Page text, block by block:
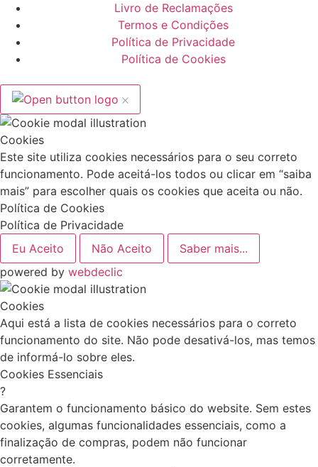
Livro de Reclamações
Termos e Condições
Política de Privacidade
Política de Cookies
Cookies
Este site utiliza cookies necessários para o seu correto
funcionamento. Pode aceitá-los todos ou clicar em “saiba
mais” para escolher quais os cookies que aceita ou não.
Política de Cookies
Política de Privacidade
Eu Aceito
Não Aceito
Saber mais...
powered by webdeclic
Cookies
Aqui está a lista de cookies necessários para o correto
funcionamento do site. Não pode desativá-los, mas temos
de informá-lo sobre eles.
Cookies Essenciais
?
Garantem o funcionamento básico do website. Sem estes
cookies, algumas funcionalidades essenciais, como a
finalização de compras, podem não funcionar
corretamente.